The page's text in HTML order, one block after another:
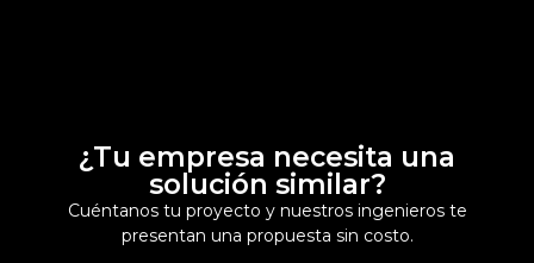
¿Tu empresa necesita una
solución similar?
Cuéntanos tu proyecto y nuestros ingenieros te
presentan una propuesta sin costo.